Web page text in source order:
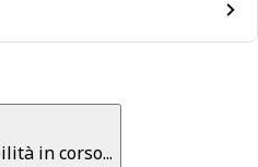
in corso...